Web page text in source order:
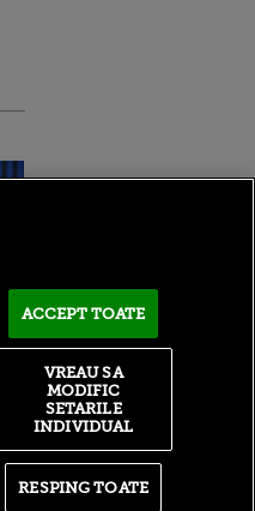
ACCEPT TOATE
RESPING TOATE
VREAU SA
MODIFIC
SETARILE
INDIVIDUAL